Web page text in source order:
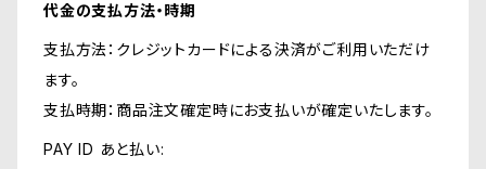
代金の支払方法・時期
支払方法：クレジットカードによる決済がご利用いただけ
ます。
支払時期：商品注文確定時にお支払いが確定いたします。
PAY ID あと払い: